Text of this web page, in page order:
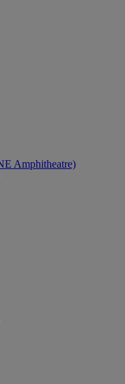
Amphitheatre)